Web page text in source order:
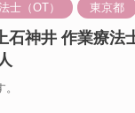
士（OT） 東京都
石神井 作業療